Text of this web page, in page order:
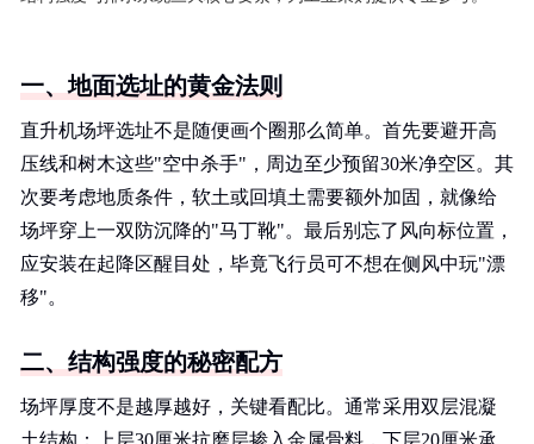
一、地面选址的黄金法则
直升机场坪选址不是随便画个圈那么简单。首先要避开高
压线和树木这些"空中杀手"，周边至少预留30米净空区。其
次要考虑地质条件，软土或回填土需要额外加固，就像给
场坪穿上一双防沉降的"马丁靴"。最后别忘了风向标位置，
应安装在起降区醒目处，毕竟飞行员可不想在侧风中玩"漂
移"。
二、结构强度的秘密配方
场坪厚度不是越厚越好，关键看配比。通常采用双层混凝
土结构：上层30厘米抗磨层掺入金属骨料，下层20厘米承